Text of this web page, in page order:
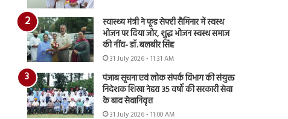
स्वास्थ्य मंत्री ने फूड सेफ्टी सैमिनार में स्वस्थ
भोजन पर दिया जोर, शुद्ध भोजन स्वस्थ समाज
की नींव- डॉ. बलबीर सिंह
31 July 2026 - 11:31 AM
पंजाब सूचना एवं लोक संपर्क विभाग की संयुक्त
निदेशक शिखा नेहरा 35 वर्षों की सरकारी सेवा
के बाद सेवानिवृत्त
31 July 2026 - 11:00 AM